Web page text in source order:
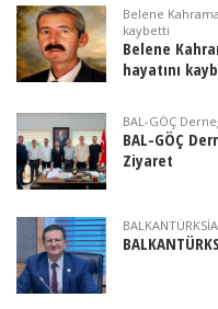
Belene
kaybetti
Belene
hayatını
BAL-GÖÇ
BAL-GÖÇ
Ziyaret